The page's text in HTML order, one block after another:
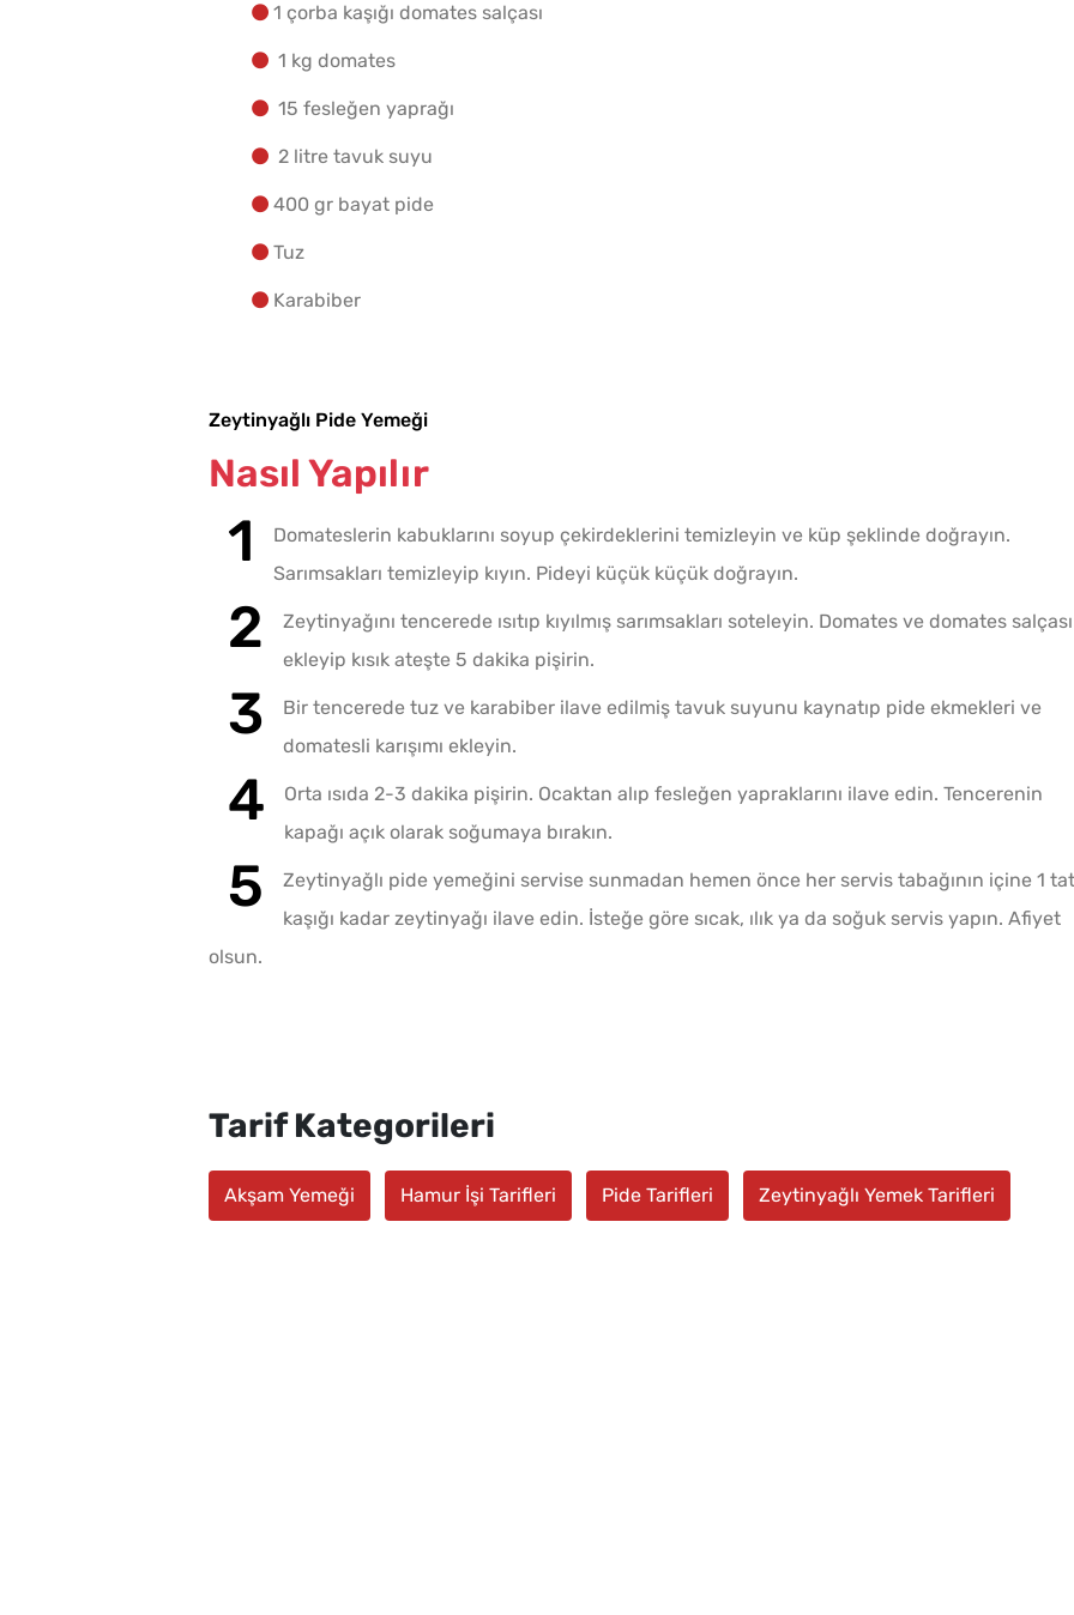
1 çorba kaşığı domates salçası
1 kg domates
15 fesleğen yaprağı
2 litre tavuk suyu
400 gr bayat pide
Tuz
Karabiber
Zeytinyağlı Pide Yemeği
Nasıl Yapılır
Domateslerin kabuklarını soyup çekirdeklerini temizleyin ve küp şeklinde doğrayın.
Sarımsakları temizleyip kıyın. Pideyi küçük küçük doğrayın.
Zeytinyağını tencerede ısıtıp kıyılmış sarımsakları soteleyin. Domates ve domates
ekleyip kısık ateşte 5 dakika pişirin.
Bir tencerede tuz ve karabiber ilave edilmiş tavuk suyunu kaynatıp pide ekmekleri ve
domatesli karışımı ekleyin.
Orta ısıda 2-3 dakika pişirin. Ocaktan alıp fesleğen yapraklarını ilave edin. Tencerenin
kapağı açık olarak soğumaya bırakın.
Zeytinyağlı pide yemeğini servise sunmadan hemen önce her servis tabağının içine 1
kaşığı kadar zeytinyağı ilave edin. İsteğe göre sıcak, ılık ya da soğuk servis yapın. Afiyet
olsun.
Tarif Kategorileri
Akşam Yemeği Hamur İşi Tarifleri Pide Tarifleri Zeytinyağlı Yemek Tarifleri